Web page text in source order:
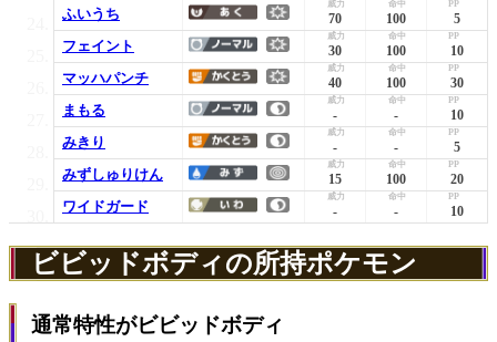
ふいうち 70 100 5
フェイント 30 100 10
マッハパンチ 40 100 30
まもる - - 10
みきり - - 5
みずしゅりけん 15 100 20
ワイドガード - - 10
ビビッドボディの所持ポケモン
通常特性がビビッドボディ